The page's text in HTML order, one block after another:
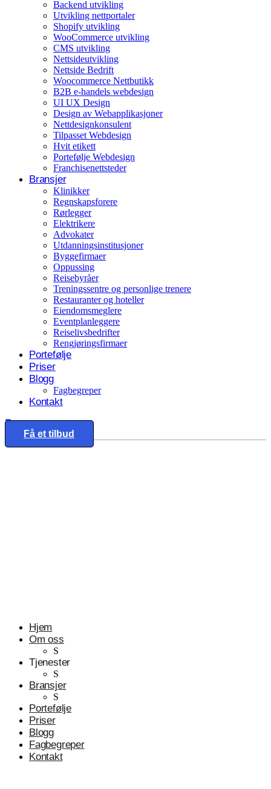
Backend utvikling
Utvikling nettportaler
Shopify utvikling
WooCommerce utvikling
CMS utvikling
Nettsideutvikling
Nettside Bedrift
Woocommerce Nettbutikk
B2B e-handels webdesign
UI UX Design
Design av Webapplikasjoner
Nettdesignkonsulent
Tilpasset Webdesign
Hvit etikett
Portefølje Webdesign
Franchisenettsteder
Bransjer
Klinikker
Regnskapsforere
Rørlegger
Elektrikere
Advokater
Utdanningsinstitusjoner
Byggefirmaer
Oppussing
Reisebyråer
Treningssentre og personlige trenere
Restauranter og hoteller
Eiendomsmeglere
Eventplanleggere
Reiselivsbedrifter
Rengjøringsfirmaer
Portefølje
Priser
Blogg
Fagbegreper
Kontakt
Eng
Få et tilbud
Hjem
Om oss
S
Tjenester
S
Bransjer
S
Portefølje
Priser
Blogg
Fagbegreper
Kontakt
Eventplanleggere